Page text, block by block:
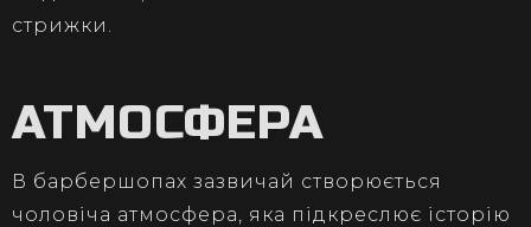
стрижки.
АТМОСФЕРА
В барбершопах зазвичай створюється
чоловіча атмосфера, яка підкреслює історію